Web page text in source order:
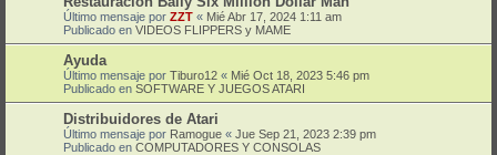
Último mensaje por ZZT « Mié Abr 17, 2024 1:11 am
Publicado en VIDEOS FLIPPERS y MAME
Ayuda
Último mensaje por Tiburo12 « Mié Oct 18, 2023 5:46 pm
Publicado en SOFTWARE Y JUEGOS ATARI
Distribuidores de Atari
Último mensaje por Ramogue « Jue Sep 21, 2023 2:39 pm
Publicado en COMPUTADORES Y CONSOLAS